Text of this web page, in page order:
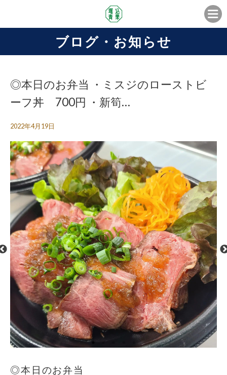
ブログ・お知らせ
◎本日のお弁当 ・ミスジのローストビ
ーフ丼 700円 ・新筍…
2022年4月19日
◎本日のお弁当